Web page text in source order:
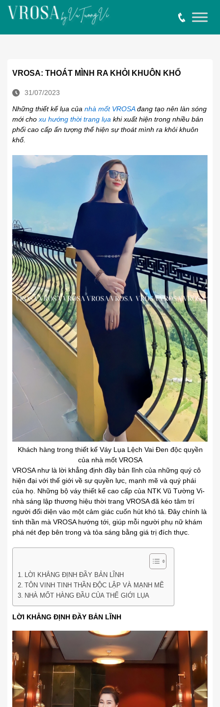
VROSA: THOÁT MÌNH RA KHỎI KHUÔN KHỔ
31/07/2023
Những thiết kế lụa của nhà mốt VROSAđang tạo nên làn sóng
mới cho xu hướng thời trang lụa khi xuất hiện trong nhiều bản
phối cao cấp ấn tượng thể hiện sự thoát mình ra khỏi khuôn
khổ.
Khách hàng trong thiết kế Váy Lụa Lệch Vai Đen độc quyền
của nhà mốt VROSA
VROSA như là lời khẳng định đầy bản lĩnh của những quý cô
hiện đại với thế giới về sự quyền lực, mạnh mẽ và quý phái
của họ. Những bộ váy thiết kế cao cấp của NTK Vũ Tường Vi-
nhà sáng lập thương hiệu thời trang VROSA đã kéo tâm trí
người đối diện vào một cảm giác cuốn hút khó tả. Đây chính là
tinh thần mà VROSA hướng tới, giúp mỗi người phụ nữ khám
phá nét đẹp bên trong và tỏa sáng bằng giá trị đích thực.
LỜI KHẲNG ĐỊNH ĐẦY BẢN LĨNH
TÔN VINH TINH THẦN ĐỘC LẬP VÀ MẠNH MẼ
NHÀ MỐT HÀNG ĐẦU CỦA THẾ GIỚI LỤA
LỜI KHẲNG ĐỊNH ĐẦY BẢN LĨNH